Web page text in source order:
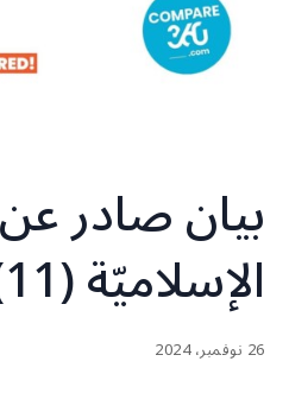
بيان صادر
الإسلاميّة (11):
26 نوفمبر، 2024